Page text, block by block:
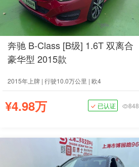
奔驰 B-Class [B级] 1.6T 双离合
豪华型 2015款
2015年上牌 | 行驶10.0万公里 | 欧4
¥4.98万 已认证 848